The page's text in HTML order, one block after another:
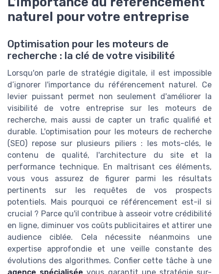
naturel pour votre entreprise
Optimisation pour les moteurs de
recherche : la clé de votre visibilité
Lorsqu'on parle de stratégie digitale, il est impossible
d’ignorer l'importance du référencement naturel. Ce
levier puissant permet non seulement d'améliorer la
visibilité de votre entreprise sur les moteurs de
recherche, mais aussi de capter un trafic qualifié et
durable. L'optimisation pour les moteurs de recherche
(SEO) repose sur plusieurs piliers : les mots-clés, le
contenu de qualité, l'architecture du site et la
performance technique. En maîtrisant ces éléments,
vous vous assurez de figurer parmi les résultats
pertinents sur les requêtes de vos prospects
potentiels. Mais pourquoi ce référencement est-il si
crucial ? Parce qu'il contribue à asseoir votre crédibilité
en ligne, diminuer vos coûts publicitaires et attirer une
audience ciblée. Cela nécessite néanmoins une
expertise approfondie et une veille constante des
évolutions des algorithmes. Confier cette tâche à une